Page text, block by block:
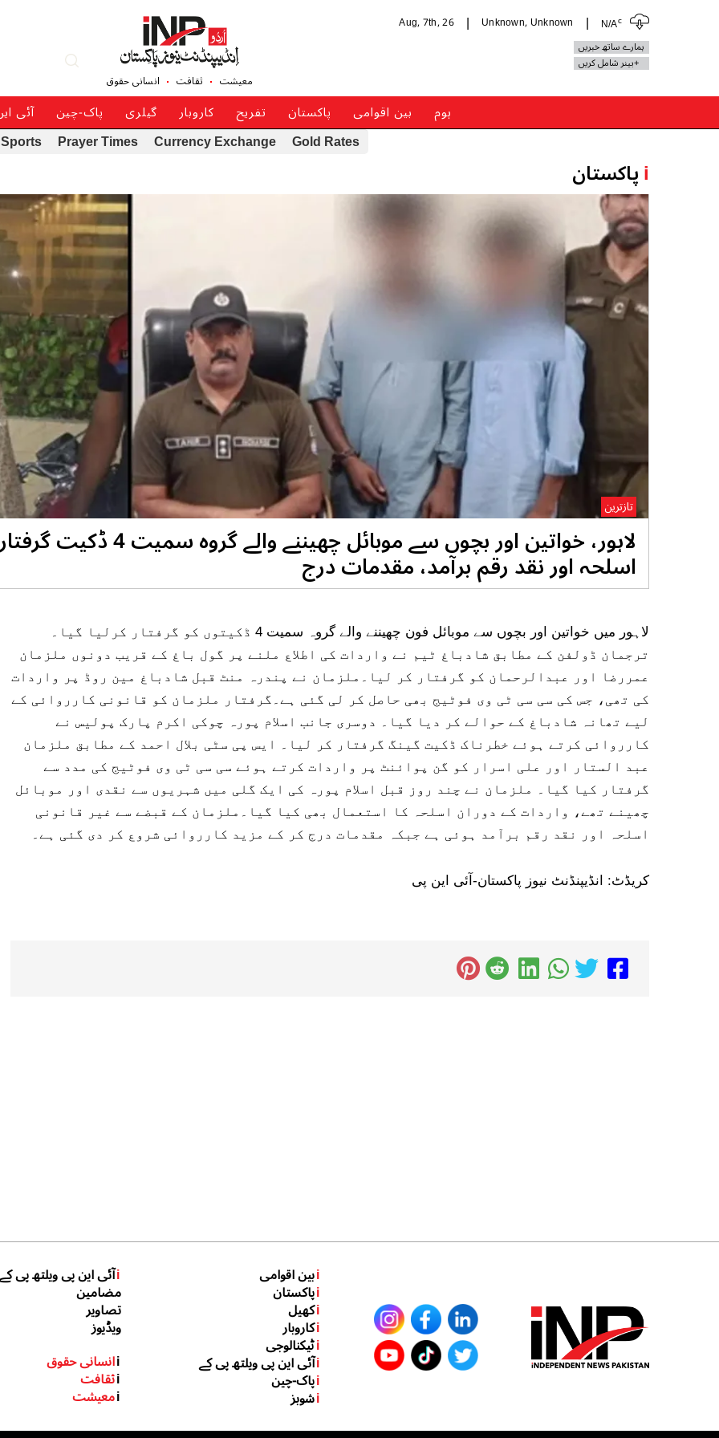
N/Ac
Unknown, Unknown
Aug, 7th, 26
ہمارے ساتھ خبریں
+بینر شامل کریں
معیشت ثقافت انسانی حقوق
ہوم بین اقوامی پاکستان تفریح کاروبار گیلری پاک-چین آئی
Gold Rates
Currency Exchange
Prayer Times
Sports
iپاکستان
لاہور، خواتین اور بچوں سے موبائل
اسلحہ اور نقد رقم برآمد، مقدمات درج
تازترین
لاہور میں خواتین اور بچوں سے موبائل فون چھیننے والے گروہ سمیت 4 ڈکیتوں کو گرفتار کرلیا گیا۔
ترجمان ڈولفن کے مطابق شادباغ ٹیم نے واردات کی اطلاع ملنے پر گول باغ کے قریب دونوں ملزمان
عمررضا اور عبدالرحمان کو گرفتار کر لیا۔ملزمان نے پندرہ منٹ قبل شادباغ مین روڈ پر واردات
کی تھی، جس کی سی سی ٹی وی فوٹیج بھی حاصل کر لی گئی ہے۔گرفتار ملزمان کو قانونی کارروائی کے
لیے تھانہ شادباغ کے حوالے کر دیا گیا۔ دوسری جانب اسلام پورہ چوکی اکرم پارک پولیس نے
کارروائی کرتے ہوئے خطرناک ڈکیت گینگ گرفتار کر لیا۔ ایس پی سٹی بلال احمد کے مطابق ملزمان
عبد الستار اور علی اسرار کو گن پوائنٹ پر واردات کرتے ہوئے سی سی ٹی وی فوٹیج کی مدد سے
گرفتار کیا گیا۔ ملزمان نے چند روز قبل اسلام پورہ کی ایک گلی میں شہریوں سے نقدی اور موبائل
چھینے تھے، واردات کے دوران اسلحہ کا استعمال بھی کیا گیا۔ملزمان کے قبضے سے غیر قانونی
اسلحہ اور نقد رقم برآمد ہوئی ہے جبکہ مقدمات درج کر کے مزید کارروائی شروع کر دی گئی ہے۔
کریڈٹ: انڈیپنڈنٹ نیوز پاکستان-آئی این پی
iبین اقوامی
iپاکستان
iکھیل
iکاروبار
iٹیکنالوجی
iآئی این پی ویلتھ پی کے
iپاک-چین
iشوبز
iآئی این پی ویلتھ پی کے
مضامین
تصاویر
ویڈیوز
iانسانی حقوق
iثقافت
iمعیشت